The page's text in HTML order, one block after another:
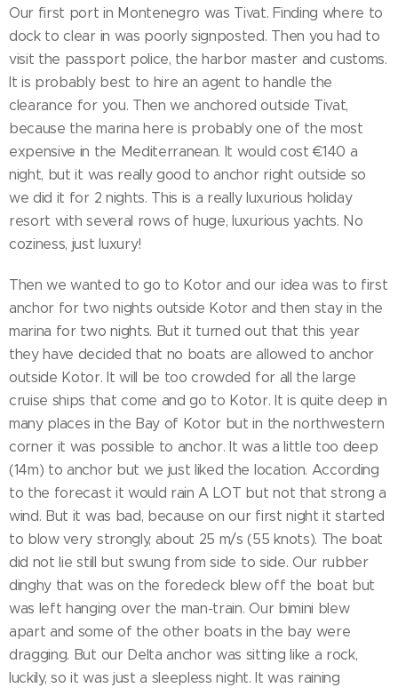
Our first port in Montenegro was Tivat. Finding where to
dock to clear in was poorly signposted. Then you had to
visit the passport police, the harbor master and customs.
It is probably best to hire an agent to handle the
clearance for you. Then we anchored outside Tivat,
because the marina here is probably one of the most
expensive in the Mediterranean. It would cost €140 a
night, but it was really good to anchor right outside so
we did it for 2 nights. This is a really luxurious holiday
resort with several rows of huge, luxurious yachts. No
coziness, just luxury!
Then we wanted to go to Kotor and our idea was to first
anchor for two nights outside Kotor and then stay in the
marina for two nights. But it turned out that this year
they have decided that no boats are allowed to anchor
outside Kotor. It will be too crowded for all the large
cruise ships that come and go to Kotor. It is quite deep in
many places in the Bay of Kotor but in the northwestern
corner it was possible to anchor. It was a little too deep
(14m) to anchor but we just liked the location. According
to the forecast it would rain A LOT but not that strong a
wind. But it was bad, because on our first night it started
to blow very strongly, about 25 m/s (55 knots). The boat
did not lie still but swung from side to side. Our rubber
dinghy that was on the foredeck blew off the boat but
was left hanging over the man-train. Our bimini blew
apart and some of the other boats in the bay were
dragging. But our Delta anchor was sitting like a rock,
luckily, so it was just a sleepless night. It was raining